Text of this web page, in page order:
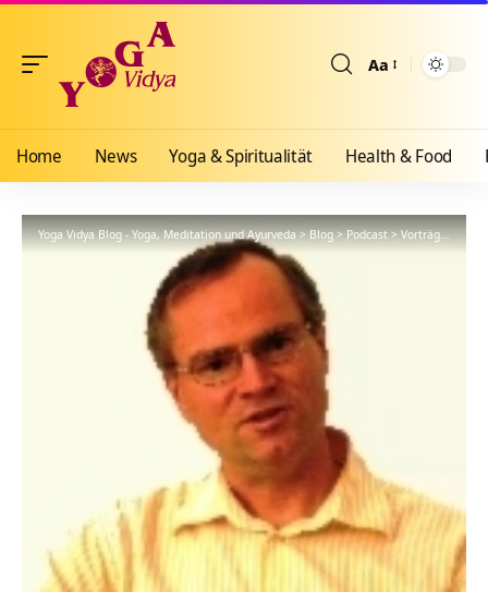
Aa
Home News Yoga & Spiritualität Health & Food
Yoga Vidya Blog - Yoga, Meditation und Ayurveda>Blog>Podcast>Vorträge >